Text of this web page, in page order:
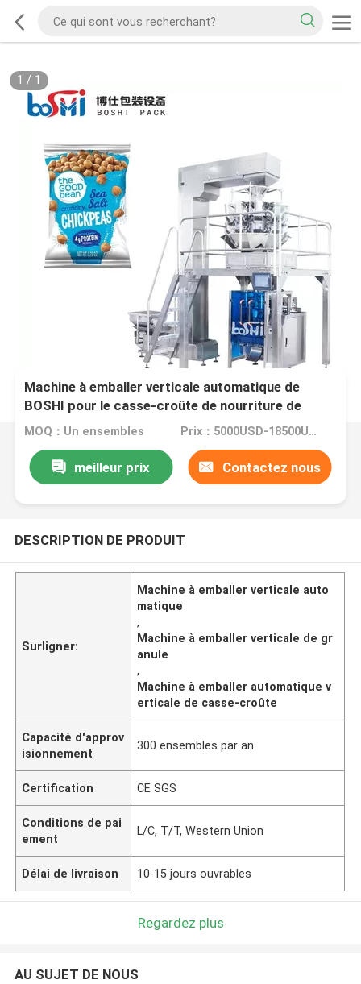
1 / 1
Machine à emballer verticale automatique de
BOSHI pour le casse-croûte de nourriture de
granule
MOQ：Un ensembles Prix：5000USD-18500USD per set
meilleur prix Contactez nous
DESCRIPTION DE PRODUIT
Surligner:
Machine à emballer verticale auto
matique
,
Machine à emballer verticale de gr
anule
,
Machine à emballer automatique v
erticale de casse-croûte
Capacité d'approv
isionnement
300 ensembles par an
Certification CE SGS
Conditions de pai
ement
L/C, T/T, Western Union
Délai de livraison 10-15 jours ouvrables
Regardez plus
AU SUJET DE NOUS